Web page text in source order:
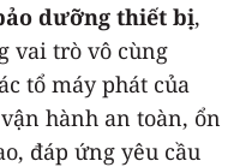
dưỡng thiết bị,
vai trò vô cùng
tổ máy phát của
hành an toàn, ổn
đáp ứng yêu cầu